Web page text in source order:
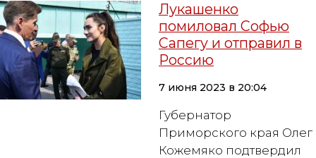
Лукашенко
помиловал Софью
Сапегу и отправил в
Россию
7 июня 2023 в 20:04
Губернатор
Приморского края Олег
Кожемяко подтвердил